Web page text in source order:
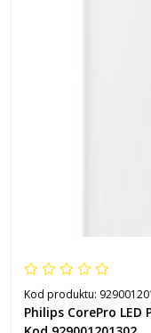
Kod produktu:
Philips CorePro LED